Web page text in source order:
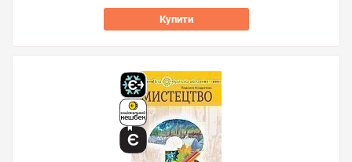
Купити